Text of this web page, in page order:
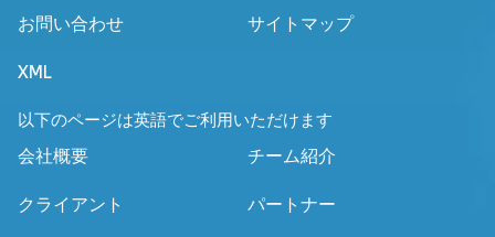
お問い合わせ サイトマップ
XML
以下のページは英語でご利用いただけます
会社概要
チーム紹介
クライアント パートナー